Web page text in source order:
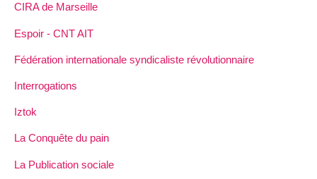
CIRA de Marseille
Espoir - CNT AIT
Fédération internationale syndicaliste révolutionnaire
Interrogations
Iztok
La Conquête du pain
La Publication sociale